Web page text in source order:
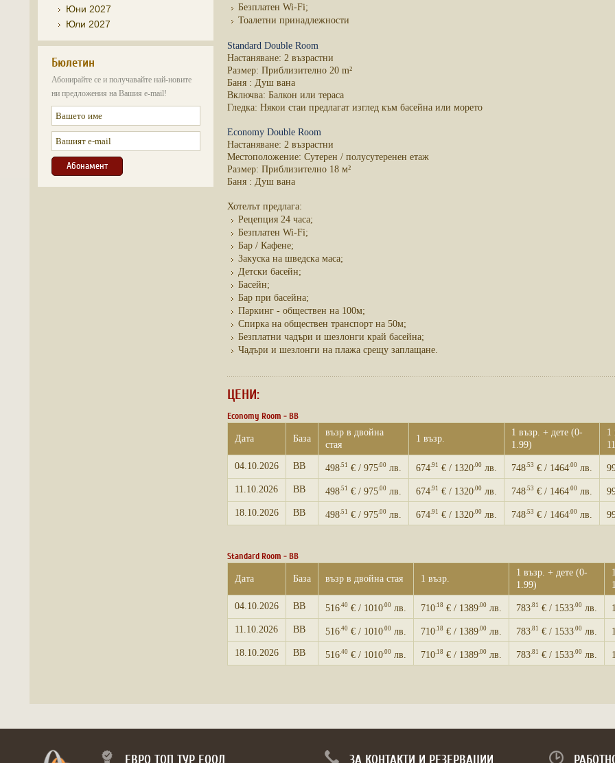
Юни 2027
Юли 2027
Бюлетин
Абонирайте се и получавайте най-новите
ни предложения на Вашия e-mail!
Безплатен Wi-Fi;
Тоалетни принадлежности
Standard Double Room
Настаняване: 2 възрастни
Размер: Приблизително 20 m²
Баня : Душ вана
Включва: Балкон или тераса
Гледка: Някои стаи предлагат изглед към басейна или морето
Economy Double Room
Настаняване: 2 възрастни
Местоположение: Сутерен / полусутеренен етаж
Размер: Приблизително 18 м²
Баня : Душ вана
Хотелът предлага:
Рецепция 24 часа;
Безплатен Wi-Fi;
Бар / Кафене;
Закуска на шведска маса;
Детски басейн;
Басейн;
Бар при басейна;
Паркинг - обществен на 100м;
Спирка на обществен транспорт на 50м;
Безплатни чадъри и шезлонги край басейна;
Чадъри и шезлонги на плажа срещу заплащане.
ЦЕНИ:
Economy Room - BB
Дата База
възр в двойна
стая
1 възр.
1 възр. + дете (0-
1.99)
1
04.10.2026 BB 498.51 € / 975.00 лв. 674.91 € / 1320.00 лв. 748.53 € / 1464.00 лв.
11.10.2026 BB 498.51 € / 975.00 лв. 674.91 € / 1320.00 лв. 748.53 € / 1464.00 лв.
18.10.2026 BB 498.51 € / 975.00 лв. 674.91 € / 1320.00 лв. 748.53 € / 1464.00 лв.
Standard Room - BB
Дата База възр в двойна стая 1 възр.
1 възр. + дете (0-
1.99)
04.10.2026 BB 516.40 € / 1010.00 лв. 710.18 € / 1389.00 лв. 783.81 € / 1533.00 лв.
11.10.2026 BB 516.40 € / 1010.00 лв. 710.18 € / 1389.00 лв. 783.81 € / 1533.00 лв.
18.10.2026 BB 516.40 € / 1010.00 лв. 710.18 € / 1389.00 лв. 783.81 € / 1533.00 лв.
ЕВРО ТОП ТУР ЕООД ЗА КОНТАКТИ И РЕЗЕРВАЦИИ